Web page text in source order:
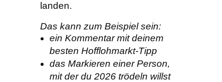
landen.
Das kann zum Beispiel sein:
ein Kommentar mit deinem
besten Hofflohmarkt-Tipp
das Markieren einer Person,
mit der du 2026 trödeln willst